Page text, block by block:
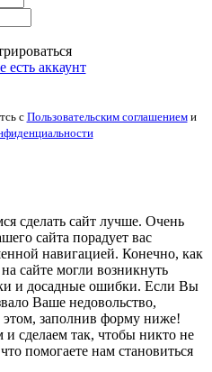
есть аккаунт
с Пользовательским соглашениеми
сделать сайт лучше. Очень
сайта порадует вас
навигацией. Конечно, как
сайте могли возникнуть
и досадные ошибки. Если Вы
Ваше недовольство,
заполнив форму ниже!
сделаем так, чтобы никто не
помогаете нам становиться